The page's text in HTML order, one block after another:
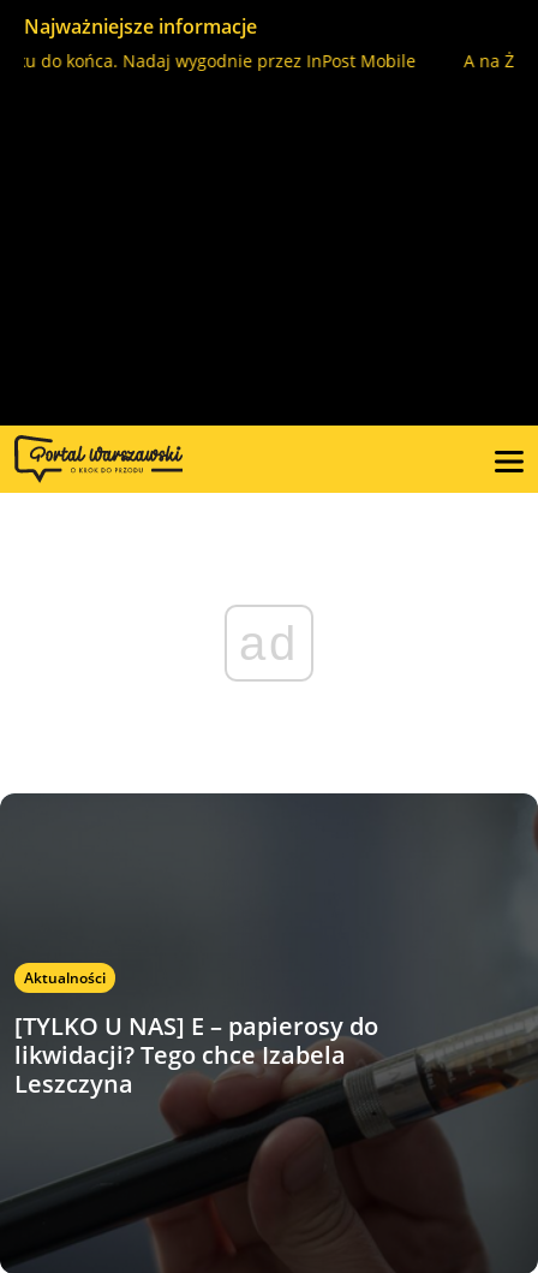
Najważniejsze informacje
końca. Nadaj wygodnie przez InPost Mobile A na
ad
Aktualności
[TYLKO U NAS] E – papierosy do
likwidacji? Tego chce Izabela
Leszczyna